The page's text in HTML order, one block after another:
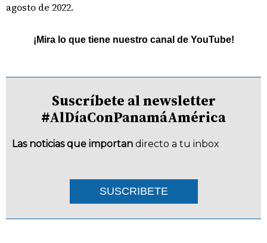
agosto de 2022.
¡Mira lo que tiene nuestro canal de YouTube!
Suscríbete al newsletter
#AlDíaConPanamáAmérica
Las noticias que importan directo a tu inbox
SUSCRIBETE